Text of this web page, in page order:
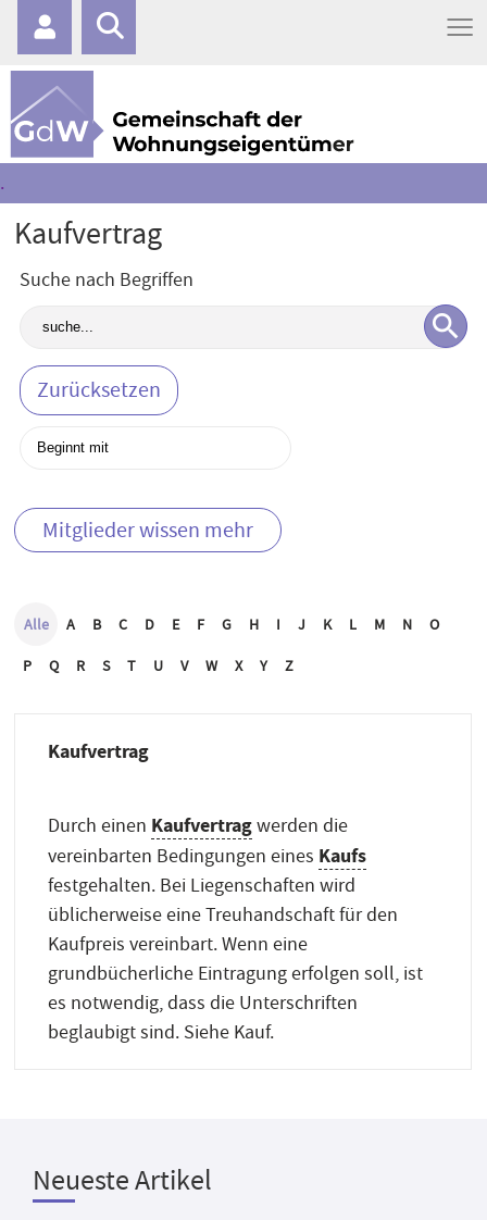
≡
.
Kaufvertrag
Suche nach Begriffen
Mitglieder wissen mehr
Alle A B C D E F G H I J K L M N O
P Q R S T U V W X Y Z
Kaufvertrag
Durch einen Kaufvertragwerden die
vereinbarten Bedingungen eines Kaufs
festgehalten. Bei Liegenschaften wird
üblicherweise eine Treuhandschaft für den
Kaufpreis vereinbart. Wenn eine
grundbücherliche Eintragung erfolgen soll, ist
es notwendig, dass die Unterschriften
beglaubigt sind. Siehe Kauf.
Neueste Artikel